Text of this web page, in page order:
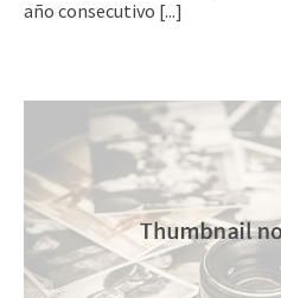
año consecutivo [...]